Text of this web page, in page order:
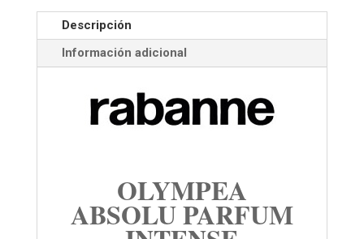
Descripción
Información adicional
OLYMPEA
ABSOLU PARFUM